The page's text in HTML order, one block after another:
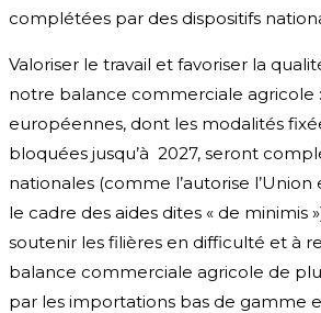
complétées par des dispositifs
Valoriser le travail et favoriser la
notre balance commerciale agricole
européennes, dont les modalités
bloquées jusqu’à 2027, seront
nationales (comme l’autorise
le cadre des aides dites « de minimis
soutenir les filières en difficulté et à
balance commerciale agricole de
par les importations bas de gamme